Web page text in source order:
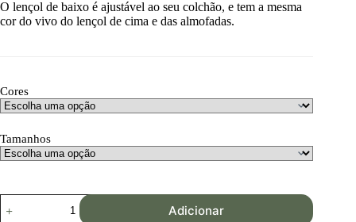
O lençol de baixo é ajustável ao seu colchão, e tem a mesma
cor do vivo do lençol de cima e das almofadas.
Cores
Tamanhos
Adicionar